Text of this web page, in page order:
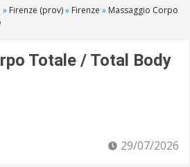
» Firenze (prov)» Firenze » Massaggio Corpo
Totale / Total Body
29/07/2026